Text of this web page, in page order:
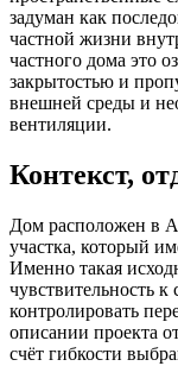
задуман как
частной жизни
частного дома это
закрытостью и
внешней среды и
вентиляции.
Контекст,
Дом расположен в
участка, который
Именно такая
чувствительность
контролировать
описании проекта
счёт гибкости